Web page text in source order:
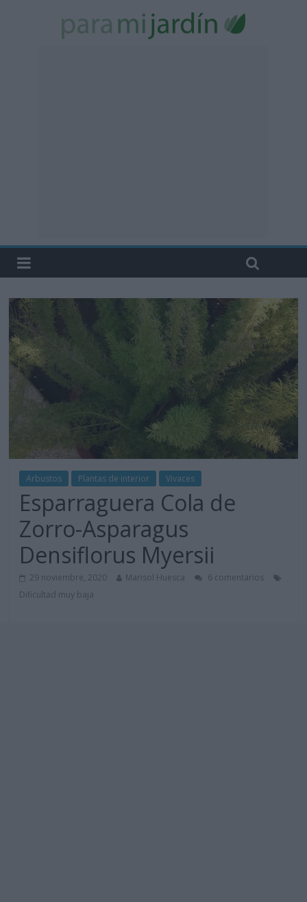
Arbustos Plantas de interior Vivaces
Esparraguera Cola de
Zorro-Asparagus
Densiflorus Myersii
29 noviembre, 2020 Marisol Huesca
6 comentarios
Dificultad muy baja